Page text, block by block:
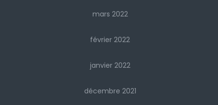
mars 2022
février 2022
janvier 2022
décembre 2021